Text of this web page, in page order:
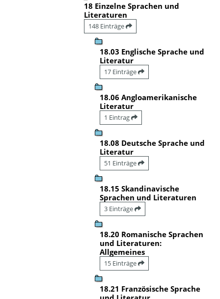
18 Einzelne Sprachen und
Literaturen
148 Einträge
18.03 Englische Sprache und
Literatur
17 Einträge
18.06 Angloamerikanische
Literatur
1 Eintrag
18.08 Deutsche Sprache und
Literatur
51 Einträge
18.15 Skandinavische
Sprachen und Literaturen
3 Einträge
18.20 Romanische Sprachen
und Literaturen:
Allgemeines
15 Einträge
18.21 Französische Sprache